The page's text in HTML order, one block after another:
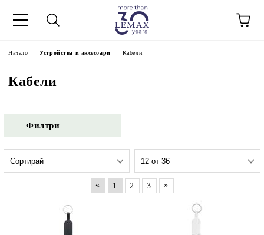
Начало Устройства и аксесоари Кабели
Кабели
Филтри
« 1 2 3 »